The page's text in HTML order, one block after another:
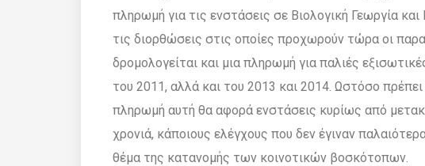
πληρωµή για τις ενστάσεις σε Βιολογική Γεωργία
τις διορθώσεις στις οποίες προχωρούν τώρα οι
δροµολογείται και µια πληρωµή για παλιές
του 2011, αλλά και του 2013 και 2014. Ωστόσο
πληρωµή αυτή θα αφορά ενστάσεις κυρίως από
χρονιά, κάποιους ελέγχους που δεν έγιναν
θέµα της κατανοµής των κοινοτικών βοσκότοπων.